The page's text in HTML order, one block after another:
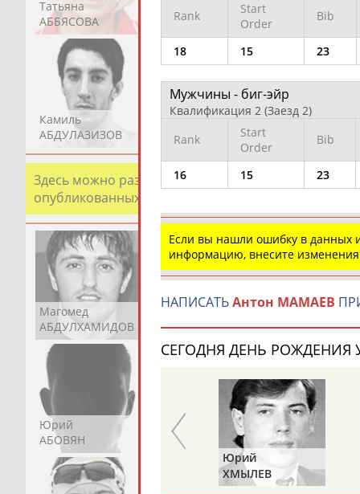
Татьяна
АББЯСОВА
АБДИКАРИМОВА
Артур
АБДРАХМАНОВ
Камиль
АБДУЛАЗИЗОВ
Загалав
АБДУЛБЕКОВ
Камалудин
АБДУЛДАУДОВ
Здесь можно разместить информацию о хорошо
опубликованных записях. Страна должна знать
Магомед
АБДУЛХАМИДОВ
Шамиль
АБДУРАХМАНОВ
Адлан
АБДУРАШИДОВ
Юрий
АБОВЯН
Никита
АБОЗОВИК
Виктор
АБОИМОВ
Rank
Start
Order
Bib
18 15 23
Мужчины - биг-эйр
Квалификация 2 (Заезд 2)
Rank
Start
Order
Bib
16 15 23
Если вы нашли ошибку в данных
информацию, внесите изменения
НАПИСАТЬАнтон МАМАЕВ
СЕГОДНЯ ДЕНЬ РОЖДЕНИЯ
Николай
ЖУРАВСКИЙ
Юрий
ХМЫЛЕВ